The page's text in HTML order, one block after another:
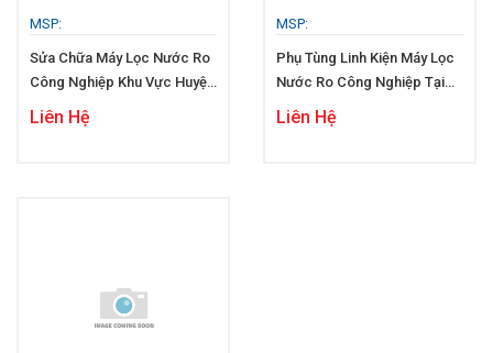
MSP:
Sửa Chữa Máy Lọc Nước Ro
Công Nghiệp Khu Vực Huyện
Tam Bình
Liên Hệ
MSP:
Phụ Tùng Linh Kiện Máy Lọc
Nước Ro Công Nghiệp Tại
Huyện Tam Bình
Liên Hệ